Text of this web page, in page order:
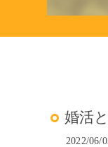
婚活
2022/06/